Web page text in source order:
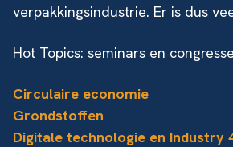
verpakkingsindustrie. Er is dus
Hot Topics: seminars en
Circulaire economie
Grondstoffen
Digitale technologie en Industry